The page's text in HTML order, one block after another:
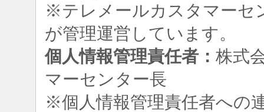
※テレメールカスタマーセ
が管理運営しています。
個人情報管理責任者： 株式
マーセンター長
※個人情報管理責任者への